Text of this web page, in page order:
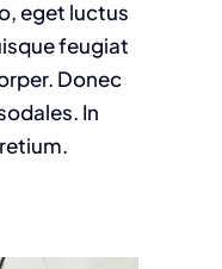
eget luctus
feugiat
Donec
In